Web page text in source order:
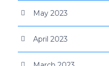
May 2023
April 2023